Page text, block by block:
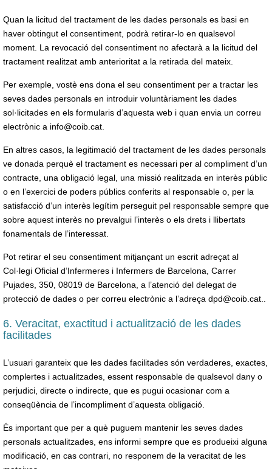
Quan la licitud del tractament de les dades personals es basi en
haver obtingut el consentiment, podrà retirar-lo en qualsevol
moment. La revocació del consentiment no afectarà a la licitud del
tractament realitzat amb anterioritat a la retirada del mateix.
Per exemple, vostè ens dona el seu consentiment per a tractar les
seves dades personals en introduir voluntàriament les dades
sol·licitades en els formularis d’aquesta web i quan envia un correu
electrònic a info@coib.cat.
En altres casos, la legitimació del tractament de les dades personals
ve donada perquè el tractament es necessari per al compliment d’un
contracte, una obligació legal, una missió realitzada en interès públic
o en l’exercici de poders públics conferits al responsable o, per la
satisfacció d’un interès legítim perseguit pel responsable sempre que
sobre aquest interès no prevalgui l’interès o els drets i llibertats
fonamentals de l’interessat.
Pot retirar el seu consentiment mitjançant un escrit adreçat al
Col·legi Oficial d’Infermeres i Infermers de Barcelona, Carrer
Pujades, 350, 08019 de Barcelona, a l’atenció del delegat de
protecció de dades o per correu electrònic a l’adreça dpd@coib.cat..
6. Veracitat, exactitud i actualització de les dades
facilitades
L’usuari garanteix que les dades facilitades són verdaderes, exactes,
complertes i actualitzades, essent responsable de qualsevol dany o
perjudici, directe o indirecte, que es pugui ocasionar com a
conseqüència de l’incompliment d’aquesta obligació.
És important que per a què puguem mantenir les seves dades
personals actualitzades, ens informi sempre que es produeixi alguna
modificació, en cas contrari, no responem de la veracitat de les